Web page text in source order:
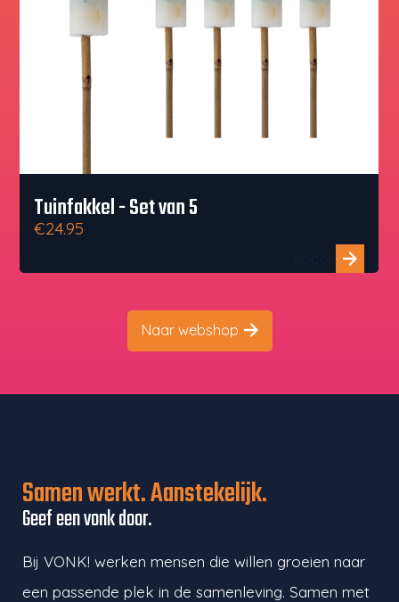
Dinerkaars - Set van 4
€ 5,00
Naar webshop
Samen werkt. Aanstekelijk.
Geef een vonk door.
Bij VONK! werken mensen die willen groeien naar
een passende plek in de samenleving. Samen met